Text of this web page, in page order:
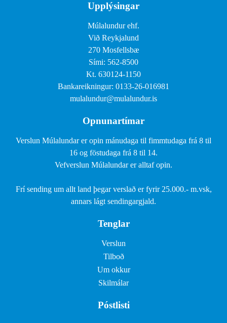
Upplýsingar
Múlalundur ehf.
Við Reykjalund
270 Mosfellsbæ
Sími: 562-8500
Kt. 630124-1150
Bankareikningur: 0133-26-016981
mulalundur@mulalundur.is
Opnunartímar
Verslun Múlalundar er opin mánudaga til fimmtudaga frá 8 til
16 og föstudaga frá 8 til 14.
Vefverslun Múlalundar er alltaf opin.
Frí sending um allt land þegar verslað er fyrir 25.000.- m.vsk,
annars lágt sendingargjald.
Tenglar
Verslun
Tilboð
Um okkur
Skilmálar
Póstlisti